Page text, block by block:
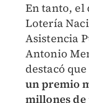
En tanto, el
Lotería
Asistencia
Antonio
destacó que
un premio
millones de